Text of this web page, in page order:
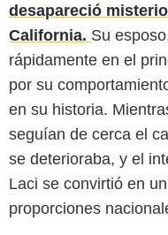
desapareció
California. Su
rápidamente en el
por su
en su historia.
seguían de cerca el
se deterioraba, y el
Laci se convirtió en
proporciones